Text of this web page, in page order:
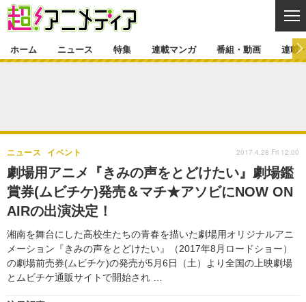
ゲーム・アプリ マンガ
グッズ イベント
声優
舞台 新帝スタ
特集一覧 カバー
ラキりす
連載マンガ
連載マンガ一覧
番組・動画
番組・動画一覧 ラジオ
動画
連載・ブログ
連載・ブログ一覧
編集部ブログ・お知らせ
ホーム ニュース 特集 連載マンガ 番組・動画 連載
劇場用アニメ『きみの声をとどけたい』劇場鑑
賞券(ムビチケ)発売＆マチ★アソビにNOW ON
AIRの出演決定！
湘南を舞台にした高校生たちの青春を描いた劇場用オリジナルアニ
メーション『きみの声をとどけたい』（2017年8月ロードショー）
の劇場前売券(ムビチケ)の発売が5月6日（土）より全国の上映劇場
とムビチケ通販サイトで開始され …
ニュース イベント 2017.4.28 Fri 12:00